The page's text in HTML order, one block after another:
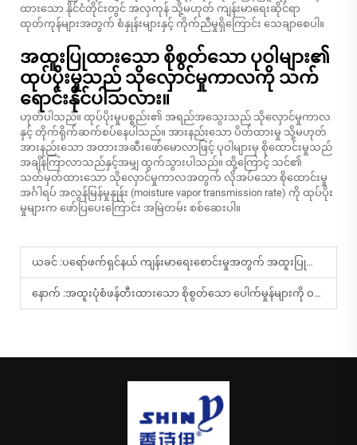
ထားသော နိုင်ငံတိုင်းတွင် အလှကုန် သို့မဟုတ် ကျန်းမာရေးဆိုင်ရာ
ထုတ်ကုန်များအတွက် စံနှုန်းများနှင့် ကိုက်ညီမှုရှိကြောင်း သေချာစေပါ။
အထူးပြုထားသော စိုစွတ်သော ပုဝါများ၏
ထုပ်ပိုးမှုသည် သိုလှောင်မှုကာလကို သက်
ရောင်းနိုင်ပါသလား။
ဟုတ်ပါသည်။ ထုပ်ပိုးမှုပစ္စည်း၏ အရည်အသွေးသည် သိုလှောင်မှုကာလ
နှင့် တိုက်ရိုက်ဆက်စပ်နေပါသည်။ အားနည်းသော ပိတ်ထားမှု သို့မဟုတ်
အားနည်းသော အတားအဆီးဖော်မောလာဖြင့် ပုဝါများမှ စိုထောင်းမှုသည်
အချိန်ကြာလာသည်နှင့်အမျှ ထွက်သွားပါသည်။ ထို့ကြောင့် သင်၏
သတ်မှတ်ထားသော သိုလှောင်မှုကာလအတွက် လိုအပ်သော စိုထောင်းမှု
အင်္ဂါရပ် အလွန်မြန်မှုနှုန်း (moisture vapor transmission rate) ကို ထုပ်ပိုး
မှုများက ဖော်ပြပေးကြောင်း အမြဲတမ်း စစ်ဆေးပါ။
ယခင် :ပရော်ဖက်ရှင်နယ် ကျန်းမာရေးစောင်းမှုအတွက် အထူးပြုထားသော စိုစိုနွေးနွေး ပေါက်ကေါက်များသည် အဘယ်ကြောင့် အရေးကြီးသနည်း။
နောက် :အထူးပုံစံဖန်တီးထားသော စိုစွတ်သော ပေါက်မှုန်များကို ဝယ်ယူရာတွင် ဝယ်သူများသည် အဘယ်အရာများကို ထည့်သွင်းစဉ်းစားသင့်ပါသနည်း။